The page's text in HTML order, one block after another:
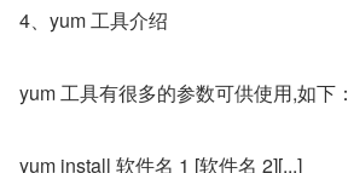
4、yum 工具介绍
yum 工具有很多的参数可供使用,如下：
yum install 软件名 1 [软件名 2][...]